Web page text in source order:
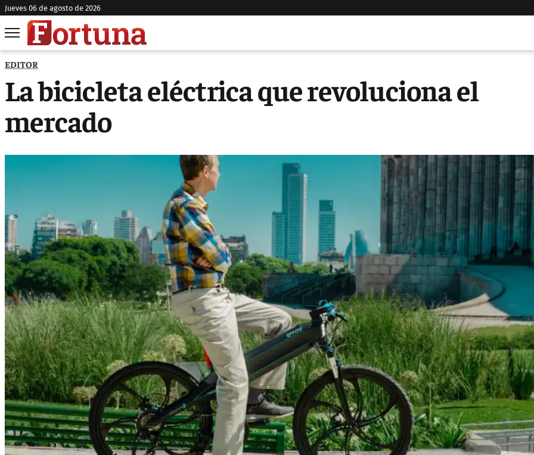
jueves 06 de agosto de 2026
EDITOR
La bicicleta eléctrica que revoluciona el
mercado